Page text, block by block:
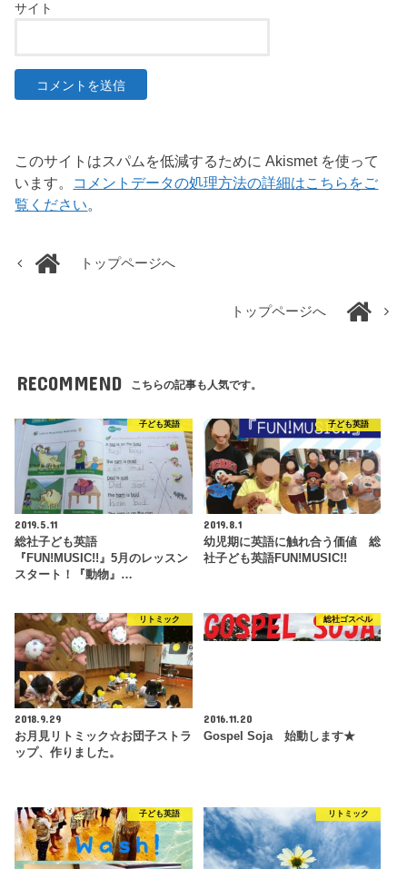
サイト
このサイトはスパムを低減するために Akismet を使って
います。 コメントデータの処理方法の詳細はこちらをご
覧ください。
トップページへ
トップページへ
RECOMMEND こちらの記事も人気です。
子ども英語
2019.5.11
総社子ども英語
『FUN!MUSIC!!』5月のレッスン
スタート！『動物』…
子ども英語
2019.8.1
幼児期に英語に触れ合う価値 総
社子ども英語FUN!MUSIC!!
リトミック
2018.9.29
お月見リトミック☆お団子ストラ
ップ、作りました。
総社ゴスペル
2016.11.20
Gospel Soja 始動します★
子ども英語 リトミック